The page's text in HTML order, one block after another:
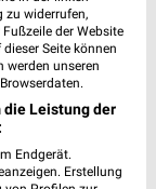
in
zu widerrufen,
der Website
Seite können
werden unseren
die Leistung der
Endgerät.
Erstellung